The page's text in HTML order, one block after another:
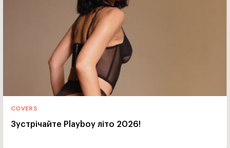
COVERS
Зустрічайте Playboy літо 2026!